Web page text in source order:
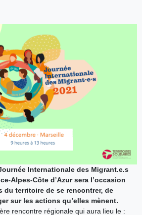
Internationale des Migrant.e.s
Alpes-Côte d’Azur sera l’occasion
du territoire de se rencontrer, de
sur les actions qu’elles mènent.
rencontre régionale qui aura lieu le :